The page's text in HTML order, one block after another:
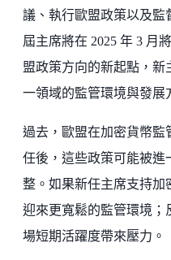
議、執行歐盟政策以及監
屆主席將在 2025 年 3 月
盟政策方向的新起點，
一領域的監管環境與發展
過去，歐盟在加密貨幣監
任後，這些政策可能被進
整。如果新任主席支持加
迎來更寬鬆的監管環境；
場短期活躍度帶來壓力。